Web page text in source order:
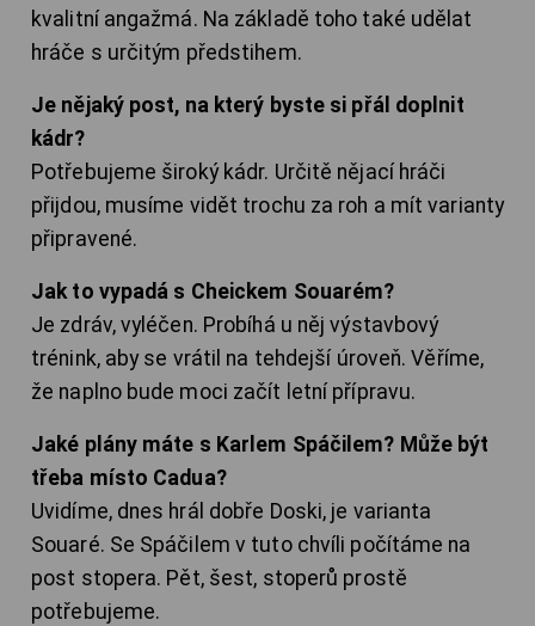
kvalitní angažmá. Na základě toho také udělat
hráče s určitým předstihem.
Je nějaký post, na který byste si přál doplnit
kádr?
Potřebujeme široký kádr. Určitě nějací hráči
přijdou, musíme vidět trochu za roh a mít varianty
připravené.
Jak to vypadá s Cheickem Souarém?
Je zdráv, vyléčen. Probíhá u něj výstavbový
trénink, aby se vrátil na tehdejší úroveň. Věříme,
že naplno bude moci začít letní přípravu.
Jaké plány máte s Karlem Spáčilem? Může být
třeba místo Cadua?
Uvidíme, dnes hrál dobře Doski, je varianta
Souaré. Se Spáčilem v tuto chvíli počítáme na
post stopera. Pět, šest, stoperů prostě
potřebujeme.